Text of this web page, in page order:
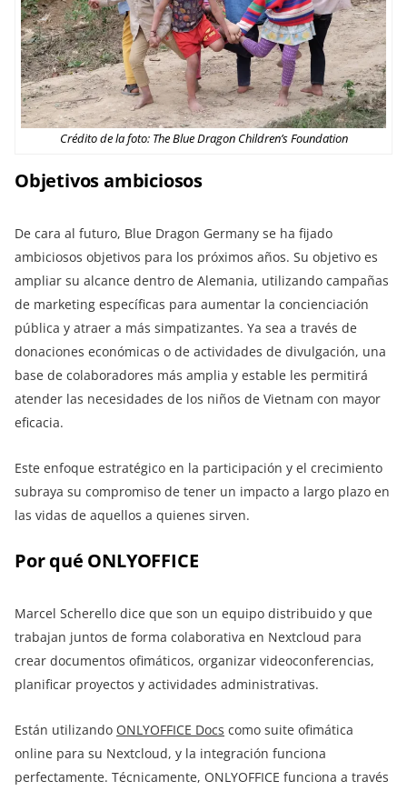
Crédito de la foto: The Blue Dragon Children’s Foundation
Objetivos ambiciosos
De cara al futuro, Blue Dragon Germany se ha fijado
ambiciosos objetivos para los próximos años. Su objetivo es
ampliar su alcance dentro de Alemania, utilizando campañas
de marketing específicas para aumentar la concienciación
pública y atraer a más simpatizantes. Ya sea a través de
donaciones económicas o de actividades de divulgación, una
base de colaboradores más amplia y estable les permitirá
atender las necesidades de los niños de Vietnam con mayor
eficacia.
Este enfoque estratégico en la participación y el crecimiento
subraya su compromiso de tener un impacto a largo plazo en
las vidas de aquellos a quienes sirven.
Por qué ONLYOFFICE
Marcel Scherello dice que son un equipo distribuido y que
trabajan juntos de forma colaborativa en Nextcloud para
crear documentos ofimáticos, organizar videoconferencias,
planificar proyectos y actividades administrativas.
Están utilizando ONLYOFFICE Docs como suite ofimática
online para su Nextcloud, y la integración funciona
perfectamente. Técnicamente, ONLYOFFICE funciona a través